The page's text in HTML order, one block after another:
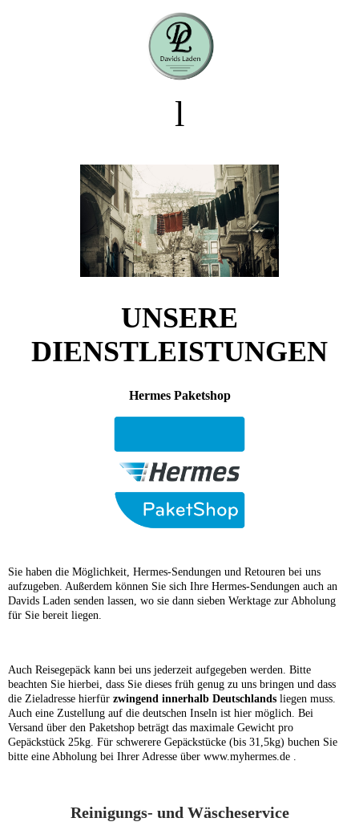
l
UNSERE
DIENSTLEISTUNGEN
Hermes Paketshop
Sie haben die Möglichkeit, Hermes-Sendungen und Retouren bei uns
aufzugeben. Außerdem können Sie sich Ihre Hermes-Sendungen auch an
Davids Laden senden lassen, wo sie dann sieben Werktage zur Abholung
für Sie bereit liegen.
Auch Reisegepäck kann bei uns jederzeit aufgegeben werden. Bitte
beachten Sie hierbei, dass Sie dieses früh genug zu uns bringen und dass
die Zieladresse hierfür zwingend innerhalb Deutschlands liegen muss.
Auch eine Zustellung auf die deutschen Inseln ist hier möglich. Bei
Versand über den Paketshop beträgt das maximale Gewicht pro
Gepäckstück 25kg. Für schwerere Gepäckstücke (bis 31,5kg) buchen Sie
bitte eine Abholung bei Ihrer Adresse über www.myhermes.de .
Reinigungs- und Wäscheservice